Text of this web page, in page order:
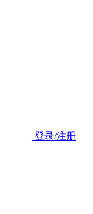
登录/注册